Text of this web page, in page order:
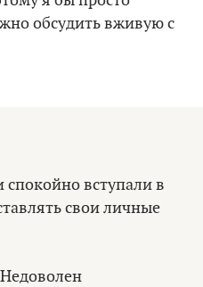
обсудить вживую с
вступали в
свои личные